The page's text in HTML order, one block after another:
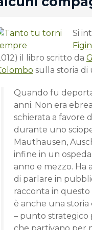
Si
il libro scritto da
sulla storia di
Quando fu
anni. Non era
schierata a favore
durante uno
Mauthausen,
infine in un
anno e mezzo. Ha
di parlare in
racconta in questo
è anche una storia
– punto strategico